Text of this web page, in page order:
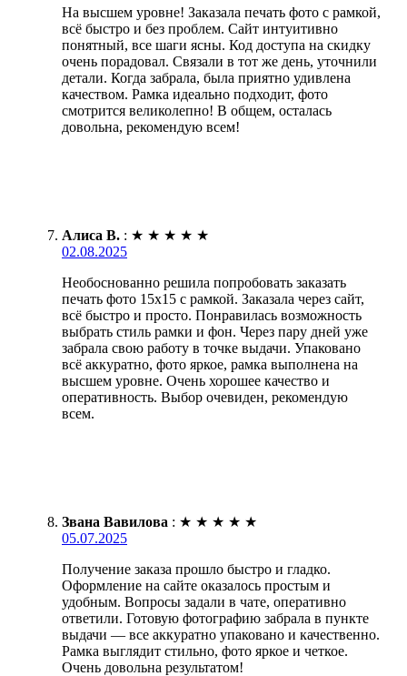
На высшем уровне! Заказала печать фото с рамкой,
всё быстро и без проблем. Сайт интуитивно
понятный, все шаги ясны. Код доступа на скидку
очень порадовал. Связали в тот же день, уточнили
детали. Когда забрала, была приятно удивлена
качеством. Рамка идеально подходит, фото
смотрится великолепно! В общем, осталась
довольна, рекомендую всем!
Алиса В. : ★ ★ ★ ★ ★
02.08.2025
Необоснованно решила попробовать заказать
печать фото 15х15 с рамкой. Заказала через сайт,
всё быстро и просто. Понравилась возможность
выбрать стиль рамки и фон. Через пару дней уже
забрала свою работу в точке выдачи. Упаковано
всё аккуратно, фото яркое, рамка выполнена на
высшем уровне. Очень хорошее качество и
оперативность. Выбор очевиден, рекомендую
всем.
Звана Вавилова : ★ ★ ★ ★ ★
05.07.2025
Получение заказа прошло быстро и гладко.
Оформление на сайте оказалось простым и
удобным. Вопросы задали в чате, оперативно
ответили. Готовую фотографию забрала в пункте
выдачи — все аккуратно упаковано и качественно.
Рамка выглядит стильно, фото яркое и четкое.
Очень довольна результатом!